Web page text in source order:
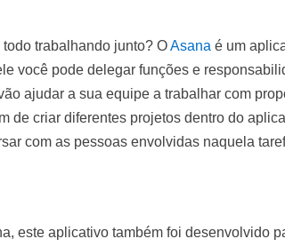
trabalhando junto? OAsana é um
você pode delegar funções e
ajudar a sua equipe a trabalhar com
de criar diferentes projetos dentro do
com as pessoas envolvidas naquela
este aplicativo também foi desenvolvido